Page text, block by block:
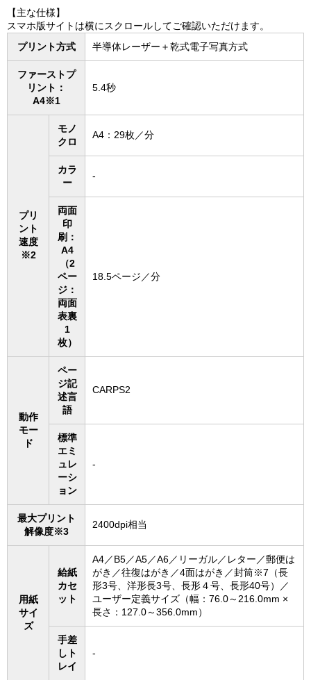
【主な仕様】
スマホ版サイトは横にスクロールしてご確認いただけます。
プリント方式
半導体レーザー＋乾式電子写真方式
ファーストプ
リント：
A4※1
5.4秒
プリ
ント
速度
※2
モノ
クロ
A4：29枚／分
カラ
ー
-
両面
印
刷：
A4
（2
ペー
ジ：
両面
表裏
1
枚）
18.5ページ／分
動作
モー
ド
ペー
ジ記
述言
語
CARPS2
標準
エミ
ュレ
ーシ
ョン
-
最大プリント
解像度※3
2400dpi相当
用紙
サイ
ズ
給紙
カセ
ット
A4／B5／A5／A6／リーガル／レター／郵便は
がき／往復はがき／4面はがき／封筒※7（長
形3号、洋形長3号、長形４号、長形40号）／
ユーザー定義サイズ（幅：76.0～216.0mm ×
長さ：127.0～356.0mm）
手差
しト
レイ
‐